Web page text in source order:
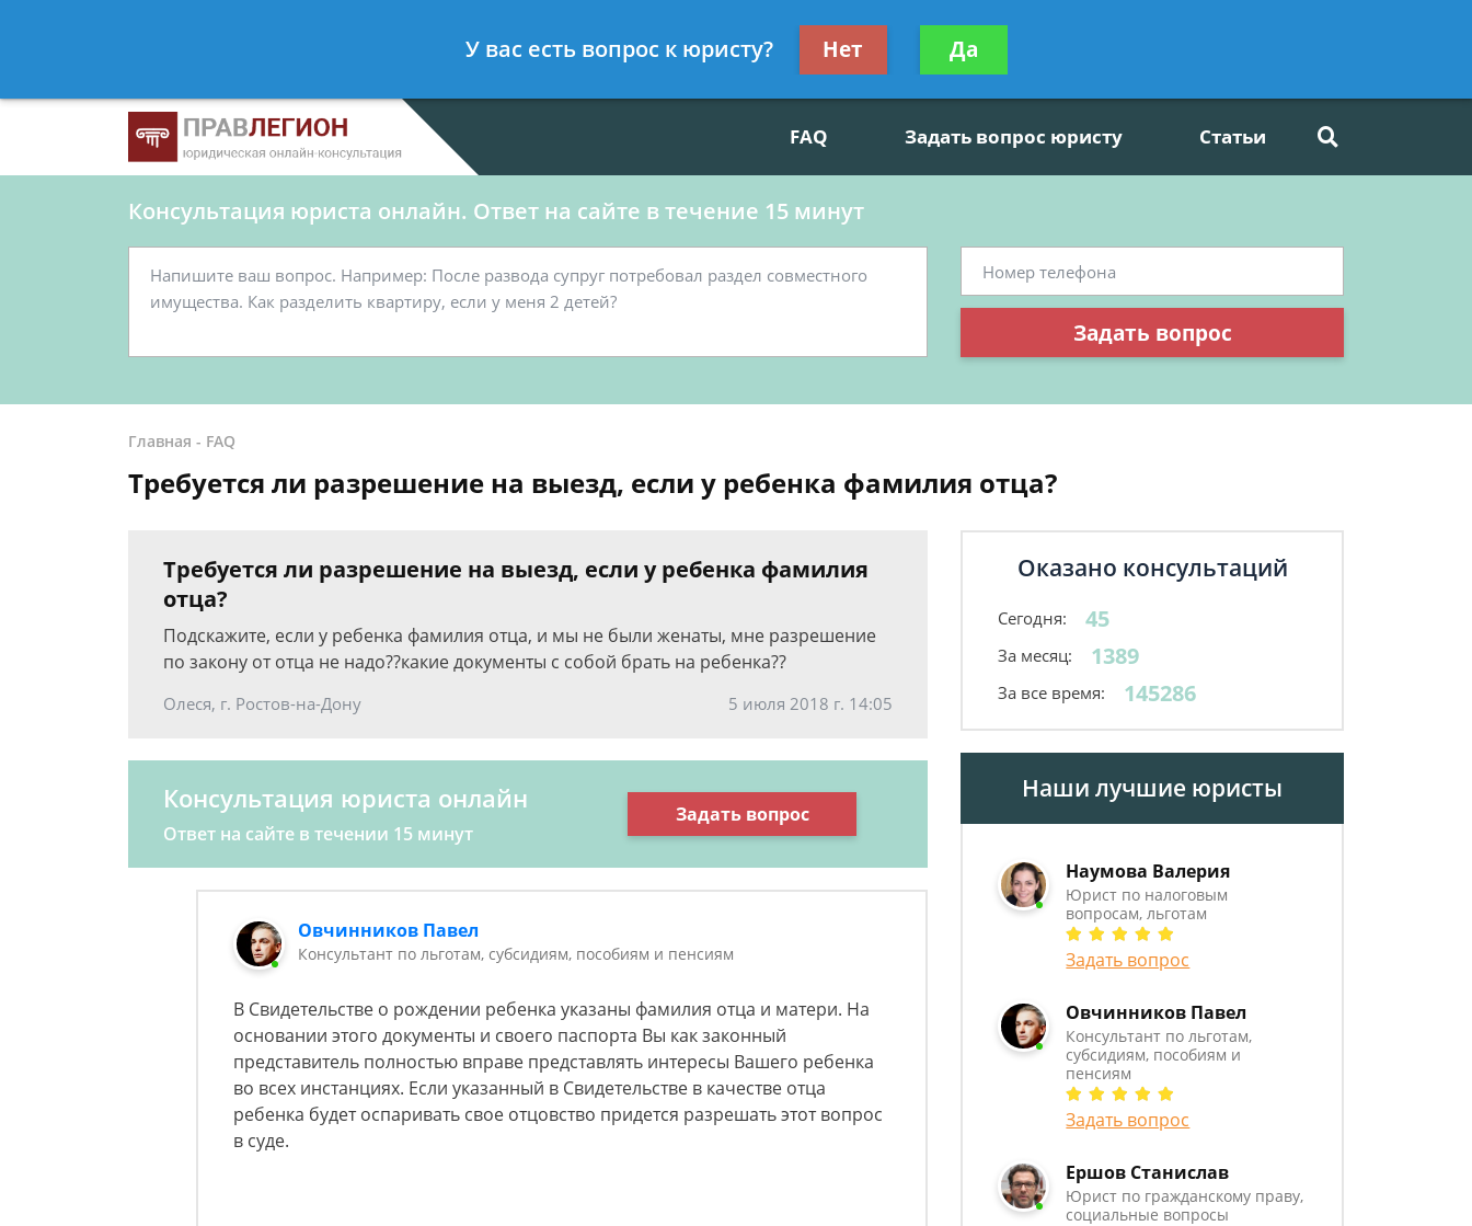
- Юрист по гражданскому праву, социальные вопросы
Получите консультацию
бесплатно
FAQ Задать вопрос юристу Статьи
Консультация юриста онлайн. Ответ на сайте в течение 15 минут
Задать вопрос
Главная - FAQ
Требуется ли разрешение на выезд, если у ребенка фамилия отца?
Требуется ли разрешение на выезд, если у ребенка фамилия
отца?
Подскажите, если у ребенка фамилия отца, и мы не были женаты, мне разрешение
по закону от отца не надо??какие документы с собой брать на ребенка??
Олеся, г. Ростов-на-Дону 5 июля 2018 г. 14:05
Консультация юриста онлайн
Ответ на сайте в течении 15 минут
Задать вопрос
Овчинников Павел
Консультант по льготам, субсидиям, пособиям и пенсиям
В Свидетельстве о рождении ребенка указаны фамилия отца и матери. На
основании этого документы и своего паспорта Вы как законный
представитель полностью вправе представлять интересы Вашего ребенка
во всех инстанциях. Если указанный в Свидетельстве в качестве отца
ребенка будет оспаривать свое отцовство придется разрешать этот вопрос
в суде.
Оказано консультаций
Сегодня: 45
За месяц: 1389
За все время: 145286
Наши лучшие юристы
Наумова Валерия
Юрист по налоговым
вопросам, льготам
Задать вопрос
Овчинников Павел
Консультант по льготам,
субсидиям, пособиям и
пенсиям
Задать вопрос
Ершов Станислав
Юрист по гражданскому праву,
социальные вопросы
У вас есть вопрос к юристу? Нет Да